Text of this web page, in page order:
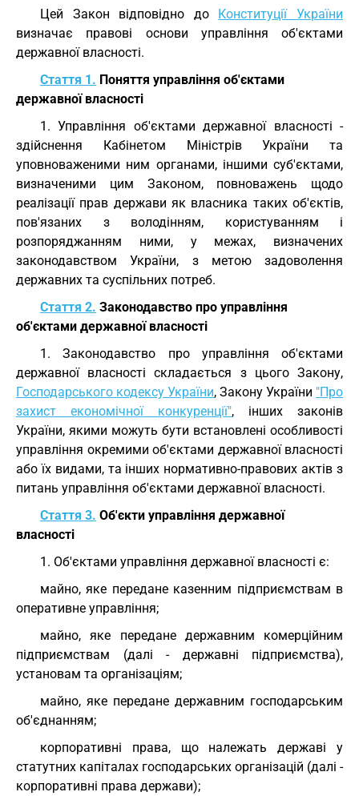
Цей Закон відповідно до Конституції України
визначає правові основи управління об'єктами
державної власності.
Стаття 1. Поняття управління об'єктами
державної власності
1. Управління об'єктами державної власності -
здійснення Кабінетом Міністрів України та
уповноваженими ним органами, іншими суб'єктами,
визначеними цим Законом, повноважень щодо
реалізації прав держави як власника таких об'єктів,
пов'язаних з володінням, користуванням і
розпоряджанням ними, у межах, визначених
законодавством України, з метою задоволення
державних та суспільних потреб.
Стаття 2. Законодавство про управління
об'єктами державної власності
1. Законодавство про управління об'єктами
державної власності складається з цього Закону,
Господарського кодексу України, Закону України "Про
захист економічної конкуренції", інших законів
України, якими можуть бути встановлені особливості
управління окремими об'єктами державної власності
або їх видами, та інших нормативно-правових актів з
питань управління об'єктами державної власності.
Стаття 3. Об'єкти управління державної
власності
1. Об'єктами управління державної власності є:
майно, яке передане казенним підприємствам в
оперативне управління;
майно, яке передане державним комерційним
підприємствам (далі - державні підприємства),
установам та організаціям;
майно, яке передане державним господарським
об'єднанням;
корпоративні права, що належать державі у
статутних капіталах господарських організацій (далі -
корпоративні права держави);